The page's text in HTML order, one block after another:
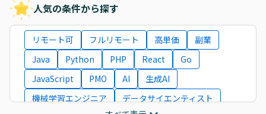
人気の条件から探す
リモート可 フルリモート 高単価
副業
Java
Python PHP React
Go
JavaScript
PMO AI
生成AI
機械学習エンジニア
データサイエンティスト